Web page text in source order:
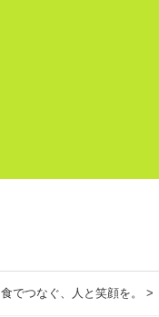
食でつなぐ、人と笑顔を。 >